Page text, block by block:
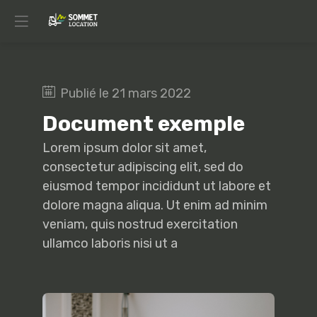
Publié le 21 mars 2022
Document exemple
Lorem ipsum dolor sit amet,
consectetur adipiscing elit, sed do
eiusmod tempor incididunt ut labore et
dolore magna aliqua. Ut enim ad minim
veniam, quis nostrud exercitation
ullamco laboris nisi ut a